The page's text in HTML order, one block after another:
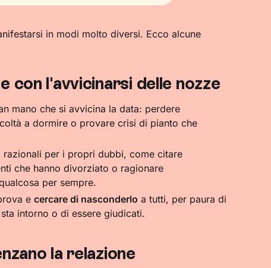
in modi molto diversi. Ecco alcune
con l'avvicinarsi delle nozze
mano che si avvicina la data: perdere
a dormire o provare crisi di pianto che
per i propri dubbi, come citare
che hanno divorziato o ragionare
per sempre.
e cercare di nasconderlo a tutti, per paura di
intorno o di essere giudicati.
la relazione